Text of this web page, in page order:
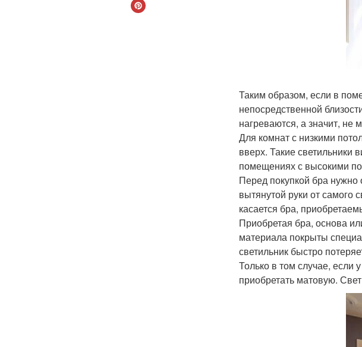
Таким образом, если в
непосредственной
нагреваются, а значит, не
Для комнат с низкими
вверх. Такие светильники
помещениях с высокими
Перед покупкой бра нужно
вытянутой руки от самого
касается бра,
Приобретая бра, основа
материала покрыты
светильник быстро
Только в том случае, если
приобретать матовую.